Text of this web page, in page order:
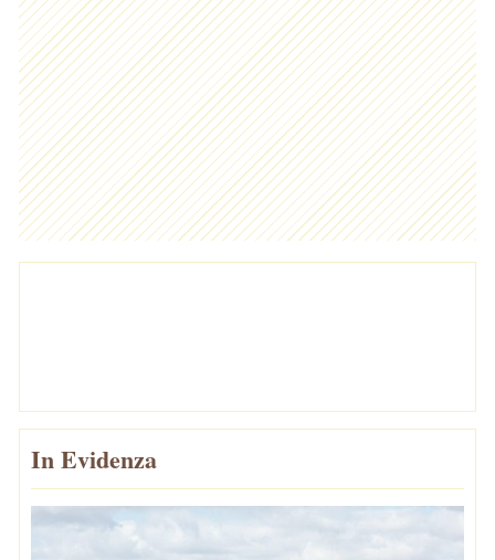
In Evidenza